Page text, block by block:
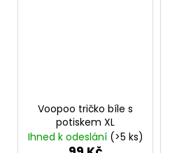
Voopoo tričko bíle s
potiskem XL
Ihned k odeslání (>5 ks)